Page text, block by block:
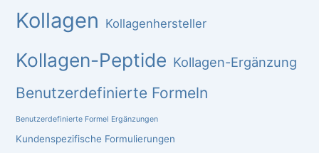
Kollagen Kollagenhersteller
Kollagen-Peptide Kollagen-Ergänzung
Benutzerdefinierte Formeln
Benutzerdefinierte Formel Ergänzungen
Kundenspezifische Formulierungen